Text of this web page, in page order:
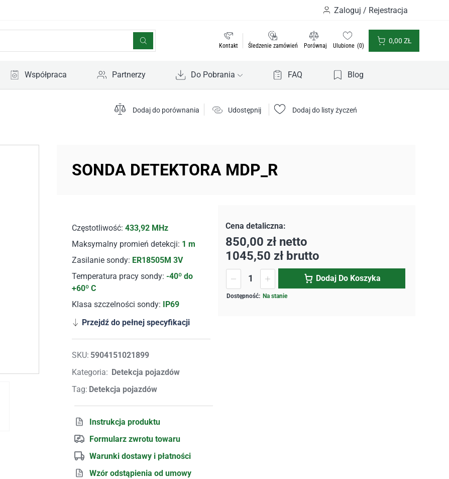
Zaloguj / Rejestracja
Kontakt Śledzenie zamówień Porównaj Ulubione 0
0,00 ZŁ
Współpraca Partnerzy Do Pobrania FAQ Blog
Dodaj do porównania Udostępnij Dodaj do listy życzeń
SONDA DETEKTORA MDP_R
Częstotliwość: 433,92 MHz
Maksymalny promień detekcji: 1 m
Zasilanie sondy: ER18505M 3V
Temperatura pracy sondy: -40º do
+60º C
Klasa szczelności sondy:
IP69
Przejdź do pełnej specyfikacji
SKU: 5904151021899
Kategoria: Detekcja pojazdów
Tag: Detekcja pojazdów
Instrukcja produktu
Formularz zwrotu towaru
Warunki dostawy i płatności
Wzór odstąpienia od umowy
850,00zł netto
1045,50zł brutto
Na stanie
Dodaj Do Koszyka